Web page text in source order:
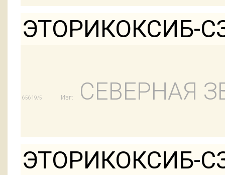
ЭТОРИКОКСИБ-
65619/5 Изг: СЕВЕРНАЯ
ЭТОРИКОКСИБ-